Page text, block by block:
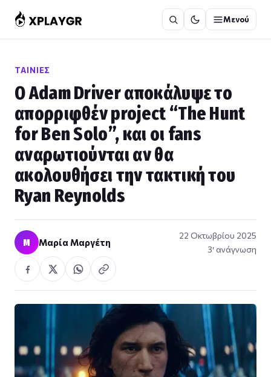
στο
περιεχόμενο
Μενού
ΤΑΙΝΊΕΣ
Ο Adam Driver αποκάλυψε το
απορριφθέν project “The Hunt
for Ben Solo”, και οι fans
αναρωτιούνται αν θα
ακολουθήσει την τακτική του
Ryan Reynolds
Μ Μαρία Μαργέτη
22 Οκτωβρίου 2025
3′ ανάγνωση